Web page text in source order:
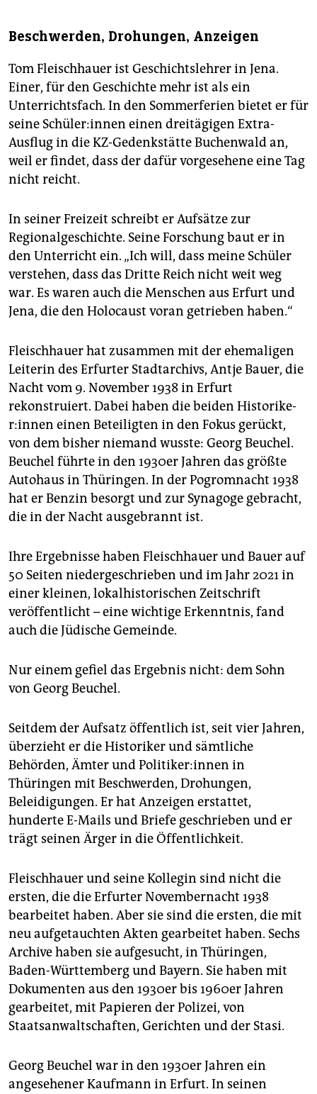
Beschwerden, Drohungen, Anzeigen
Tom Fleischhauer ist Geschichtslehrer in Jena.
Einer, für den Geschichte mehr ist als ein
Unterrichtsfach. In den Sommerferien bietet er für
seine Schü­le­r:in­nen einen dreitägigen Extra-
Ausflug in die KZ-Gedenkstätte Buchenwald an,
weil er findet, dass der dafür vorgesehene eine Tag
nicht reicht.
In seiner Freizeit schreibt er Aufsätze zur
Regionalgeschichte. Seine Forschung baut er in
den Unterricht ein. „Ich will, dass meine Schüler
verstehen, dass das Dritte Reich nicht weit weg
war. Es waren auch die Menschen aus Erfurt und
Jena, die den Holocaust voran getrieben haben.“
Fleischhauer hat zusammen mit der ehemaligen
Leiterin des Erfurter Stadtarchivs, Antje Bauer, die
Nacht vom 9. November 1938 in Erfurt
rekonstruiert. Dabei haben die beiden His­to­ri­ke­
r:in­nen einen Beteiligten in den Fokus gerückt,
von dem bisher niemand wusste: Georg Beuchel.
Beuchel führte in den 1930er Jahren das größte
Autohaus in Thüringen. In der Pogromnacht 1938
hat er Benzin besorgt und zur Synagoge gebracht,
die in der Nacht ausgebrannt ist.
Ihre Ergebnisse haben Fleischhauer und Bauer auf
50 Seiten niedergeschrieben und im Jahr 2021 in
einer kleinen, lokalhistorischen Zeitschrift
veröffentlicht – eine wichtige Erkenntnis, fand
auch die Jüdische Gemeinde.
Nur einem gefiel das Ergebnis nicht: dem Sohn
von Georg Beuchel.
Seitdem der Aufsatz öffentlich ist, seit vier Jahren,
überzieht er die Historiker und sämtliche
Behörden, Ämter und Po­li­ti­ke­r:in­nen in
Thüringen mit Beschwerden, Drohungen,
Beleidigungen. Er hat Anzeigen erstattet,
hunderte E-Mails und Briefe geschrieben und er
trägt seinen Ärger in die Öffentlichkeit.
Fleischhauer und seine Kollegin sind nicht die
ersten, die die Erfurter Novembernacht 1938
bearbeitet haben. Aber sie sind die ersten, die mit
neu aufgetauchten Akten gearbeitet haben. Sechs
Archive haben sie aufgesucht, in Thüringen,
Baden-Württemberg und Bayern. Sie haben mit
Dokumenten aus den 1930er bis 1960er Jahren
gearbeitet, mit Papieren der Polizei, von
Staatsanwaltschaften, Gerichten und der Stasi.
Georg Beuchel war in den 1930er Jahren ein
angesehener Kaufmann in Erfurt. In seinen